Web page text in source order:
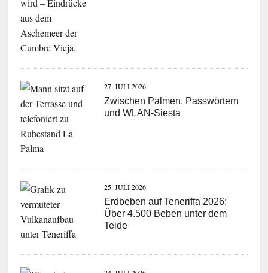
27. JULI 2026
Zwischen Palmen, Passwörtern
und WLAN-Siesta
25. JULI 2026
Erdbeben auf Teneriffa 2026:
Über 4.500 Beben unter dem
Teide